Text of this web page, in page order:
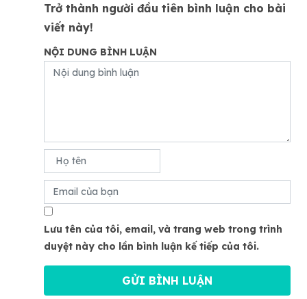
Trở thành người đầu tiên bình luận cho bài
viết này!
NỘI DUNG BÌNH LUẬN
Lưu tên của tôi, email, và trang web trong trình
duyệt này cho lần bình luận kế tiếp của tôi.